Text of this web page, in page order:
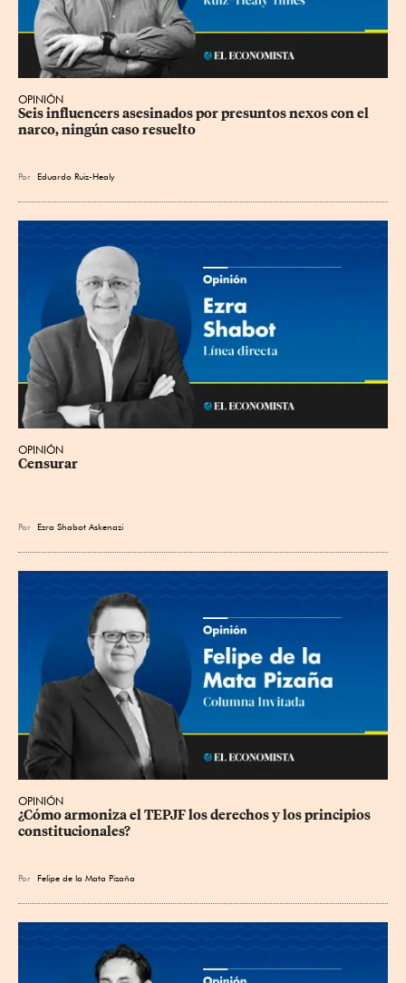
OPINIÓN
Seis influencers asesinados por presuntos nexos con el
narco, ningún caso resuelto
Por Eduardo Ruiz-Healy
OPINIÓN
Censurar
Por Ezra Shabot Askenazi
OPINIÓN
¿Cómo armoniza el TEPJF los derechos y los principios
constitucionales?
Por Felipe de la Mata Pizaña